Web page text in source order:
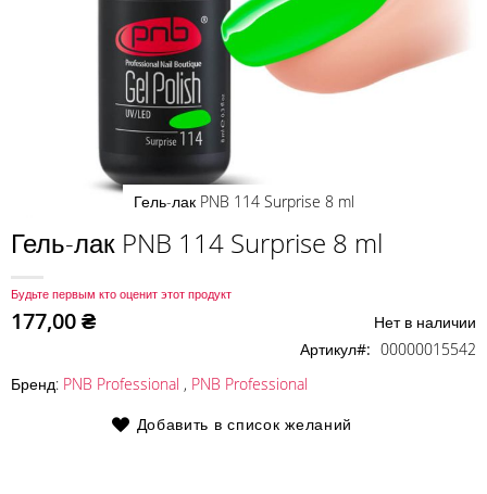
Гель-лак PNB 114 Surprise 8 ml
к
галереи
изображений
Гель-лак PNB 114 Surprise 8 ml
Будьте первым кто оценит этот продукт
177,00 ₴
Нет в наличии
Артикул
00000015542
Бренд: PNB Professional , PNB Professional
Добавить в список желаний